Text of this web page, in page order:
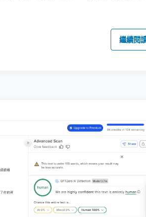
繼續閱